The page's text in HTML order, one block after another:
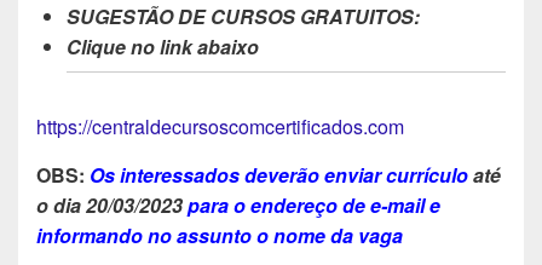
SUGESTÃO DE CURSOS GRATUITOS:
Clique no link abaixo
https://centraldecursoscomcertificados.com
OBS: Os interessados deverão enviar currículoaté
o dia20/03/2023para o endereço de e-mail e
informando no assunto o nome da vaga